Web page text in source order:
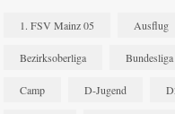
1. FSV Mainz 05 Ausflug
Bezirksoberliga Bundesliga
Camp D-Jugend